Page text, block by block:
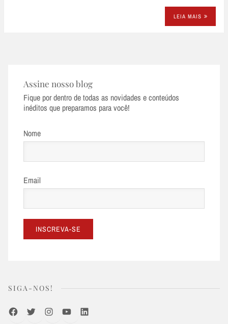
LEIA MAIS
Assine nosso blog
Fique por dentro de todas as novidades e conteúdos
inéditos que preparamos para você!
Nome
Email
SIGA-NOS!
FacebookTwitterInstagramYoutubeLinkedIn